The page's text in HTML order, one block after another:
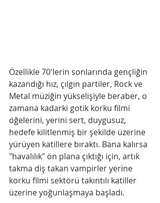
Özellikle 70'lerin sonlarında gençliğin
kazandığı hız, çılgın partiler, Rock ve
Metal müziğin yükselişiyle beraber, o
zamana kadarki gotik korku filmi
öğelerini, yerini sert, duygusuz,
hedefe kilitlenmiş bir şekilde üzerine
yürüyen katillere bıraktı. Bana kalırsa
"havalılık" ön plana çıktığı için, artık
takma diş takan vampirler yerine
korku filmi sektörü takıntılı katiller
üzerine yoğunlaşmaya başladı.